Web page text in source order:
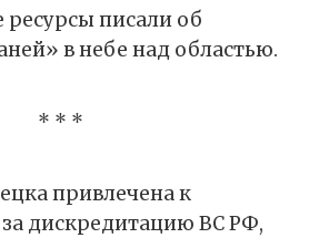
ресурсы писали об
в небе над областью.
* * *
привлечена к
за дискредитацию ВС РФ,